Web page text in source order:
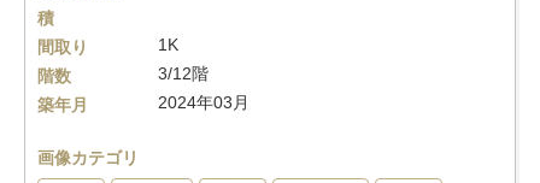
積
間取り
1K
階数
3/12階
築年月
2024年03月
画像カテゴリ